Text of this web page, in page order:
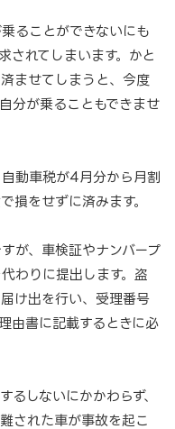
ることができないにも
されてしまいます。かと
ませてしまうと、今度
分が乗ることもできませ
動車税が4月分から月割
損をせずに済みます。
が、車検証やナンバープ
わりに提出します。盗
け出を行い、受理番号
由書に記載するときに必
るしないにかかわらず、
された車が事故を起こ